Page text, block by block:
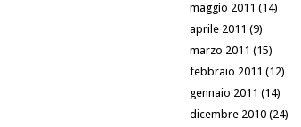
maggio 2011 (14)
aprile 2011 (9)
marzo 2011 (15)
febbraio 2011 (12)
gennaio 2011 (14)
dicembre 2010 (24)